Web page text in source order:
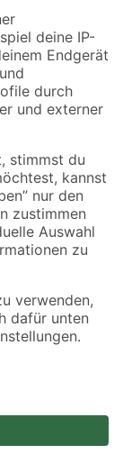
sind unter
beziehen
Angebote und
hier